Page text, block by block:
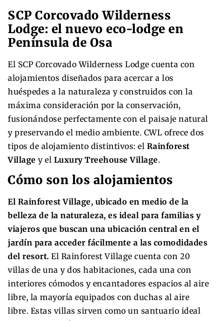
SCP Corcovado Wilderness
Lodge: el nuevo eco-lodge en
Península de Osa
El SCP Corcovado Wilderness Lodge cuenta con
alojamientos diseñados para acercar a los
huéspedes a la naturaleza y construidos con la
máxima consideración por la conservación,
fusionándose perfectamente con el paisaje natural
y preservando el medio ambiente. CWL ofrece dos
tipos de alojamiento distintivos: el Rainforest
Village y el Luxury Treehouse Village.
Cómo son los alojamientos
El Rainforest Village, ubicado en medio de la
belleza de la naturaleza, es ideal para familias y
viajeros que buscan una ubicación central en el
jardín para acceder fácilmente a las comodidades
del resort. El Rainforest Village cuenta con 20
villas de una y dos habitaciones, cada una con
interiores cómodos y encantadores espacios al aire
libre, la mayoría equipados con duchas al aire
libre. Estas villas sirven como un santuario ideal